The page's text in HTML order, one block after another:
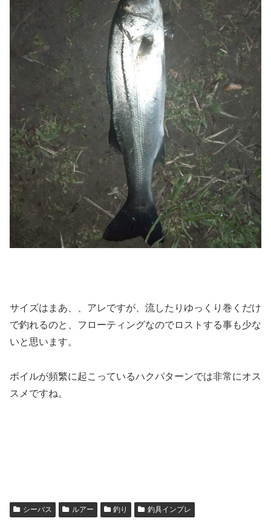
サイズはまあ、、アレですが、流したりゆっくり巻くだけ
で釣れるのと、フローティングなのでロストする事も少な
いと思います。
ボイルが頻繁に起こっているハクパターンでは非常にオス
スメですね。
シーバス ルアー 釣り 釣具インプレ